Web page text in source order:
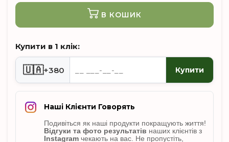
В КОШИК
Купити в 1 клік:
🇺🇦+380 Купити
Наші Клієнти Говорять
Подивіться як наші продукти покращують життя!
Відгуки та фото результатів наших клієнтів з
Instagram чекають на вас. Не пропустіть,